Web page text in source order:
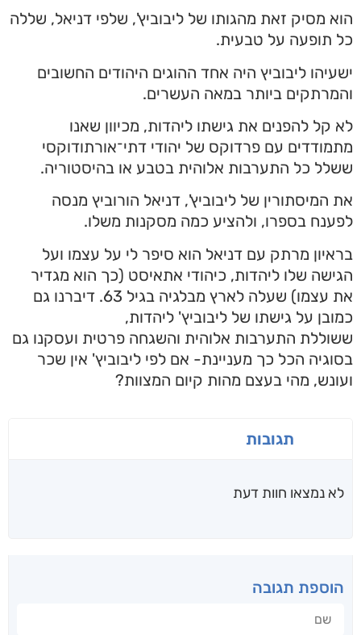
הוא מסיק זאת מהגותו של ליבוביץ', שלפי דניאל, שללה
כל תופעה על טבעית.
ישעיהו ליבוביץ היה אחד ההוגים היהודים החשובים
והמרתקים ביותר במאה העשרים.
לא קל להפנים את גישתו ליהדות, מכיוון שאנו
מתמודדים עם פרדוקס של יהודי דתי־אורתודוקסי
ששלל כל התערבות אלוהית בטבע או בהיסטוריה.
את המיסתורין של ליבוביץ', דניאל הורוביץ מנסה
לפענח בספרו, ולהציע כמה מסקנות משלו.
בראיון מרתק עם דניאל הוא סיפר לי על עצמו ועל
הגישה שלו ליהדות, כיהודי אתאיסט (כך הוא מגדיר
את עצמו) שעלה לארץ מבלגיה בגיל 63. דיברנו גם
כמובן על גישתו של ליבוביץ' ליהדות,
ששוללת התערבות אלוהית והשגחה פרטית ועסקנו גם
בסוגיה הכל כך מעניינת- אם לפי ליבוביץ' אין שכר
ועונש, מהי בעצם מהות קיום המצוות?
תגובות
לא נמצאו חוות דעת
הוספת תגובה